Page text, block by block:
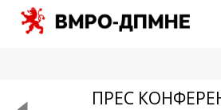
ПРЕС